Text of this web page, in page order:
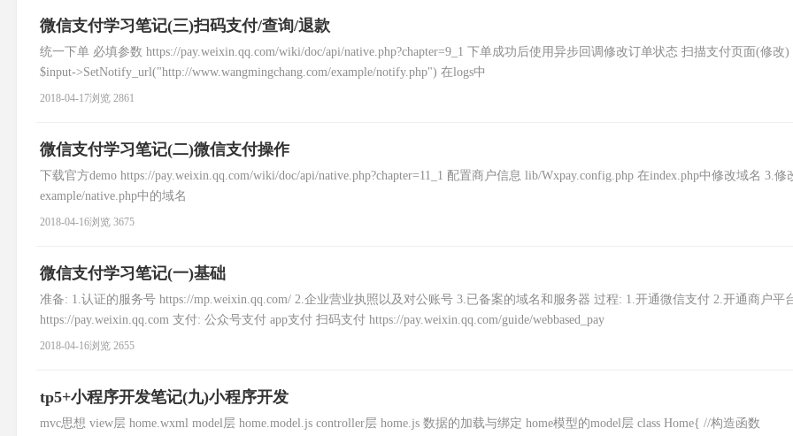
微信支付学习笔记(三)扫码支付/查询/退款
统一下单 必填参数 https://pay.weixin.qq.com/wiki/doc/api/native.php?chapter=9_1 下单成功后使用异步回调修改订单状态 扫描支付页面(修改)
$input->SetNotify_url("http://www.wangmingchang.com/example/notify.php") 在logs中
2018-04-17浏览 2861
微信支付学习笔记(二)微信支付操作
下载官方demo https://pay.weixin.qq.com/wiki/doc/api/native.php?chapter=11_1 配置商户信息 lib/Wxpay.config.php 在index.php中修改域名 3.修
example/native.php中的域名
2018-04-16浏览 3675
微信支付学习笔记(一)基础
准备: 1.认证的服务号 https://mp.weixin.qq.com/ 2.企业营业执照以及对公账号 3.已备案的域名和服务器 过程: 1.开通微信支付 2.开通商户平
https://pay.weixin.qq.com 支付: 公众号支付 app支付 扫码支付 https://pay.weixin.qq.com/guide/webbased_pay
2018-04-16浏览 2655
tp5+小程序开发笔记(九)小程序开发
mvc思想 view层 home.wxml model层 home.model.js controller层 home.js 数据的加载与绑定 home模型的model层 class Home{ //构造函数